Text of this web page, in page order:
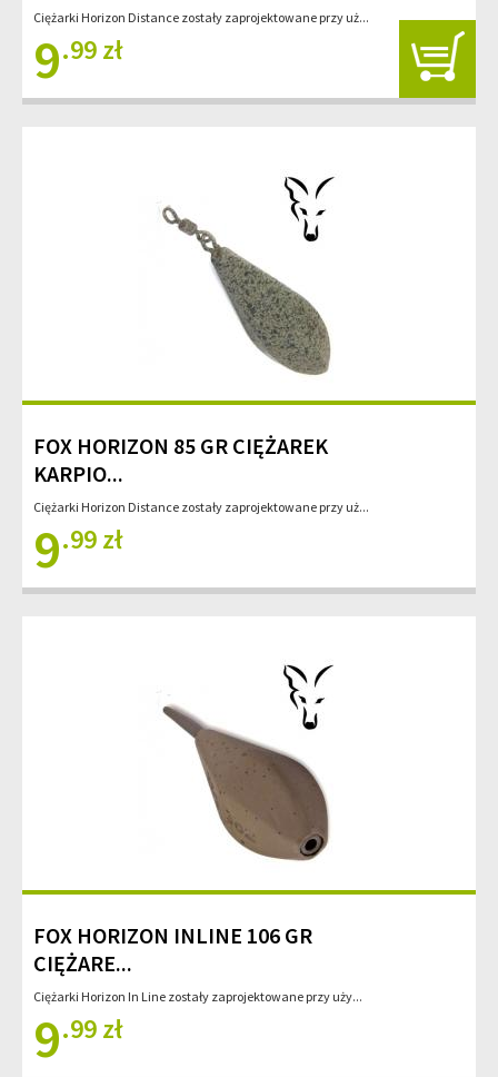
Ciężarki Horizon Distance zostały zaprojektowane przy uż...
9.99 zł
FOX HORIZON 85 GR CIĘŻAREK
KARPIO...
Ciężarki Horizon Distance zostały zaprojektowane przy uż...
9.99 zł
FOX HORIZON INLINE 106 GR
CIĘŻARE...
Ciężarki Horizon In Line zostały zaprojektowane przy uży...
9.99 zł